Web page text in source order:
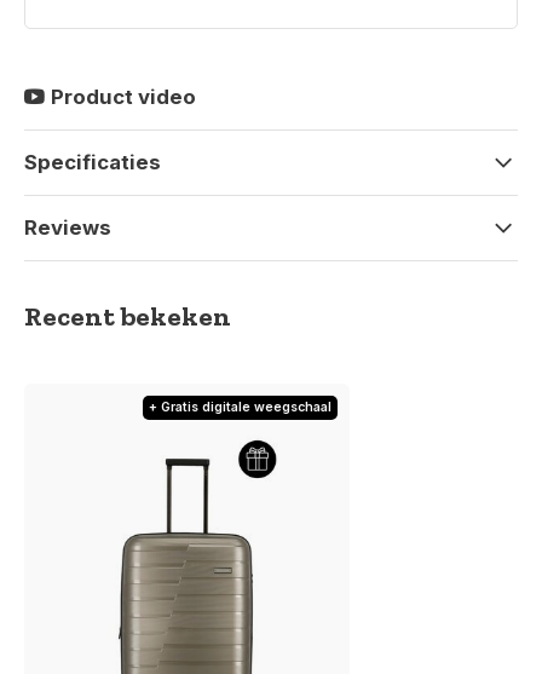
Product video
Specificaties
Reviews
Recent bekeken
+ Gratis digitale weegschaal